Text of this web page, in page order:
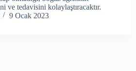
ve tedavisini kolaylaştıracaktır.
9 Ocak 2023